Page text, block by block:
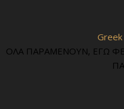
ΟΛΑ ΠΑΡΑΜΕΝΟΥΝ, ΕΓΩ